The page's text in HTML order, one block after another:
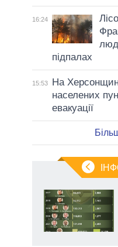
16:24
підпалах
15:53
На
населених
евакуації